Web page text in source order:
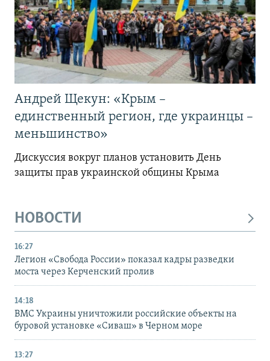
Андрей Щекун: «Крым –
единственный регион, где украинцы –
меньшинство»
Дискуссия вокруг планов установить День
защиты прав украинской общины Крыма
НОВОСТИ
16:27
Легион «Свобода России» показал кадры разведки
моста через Керченский пролив
14:18
ВМС Украины уничтожили российские объекты на
буровой установке «Сиваш» в Черном море
13:27